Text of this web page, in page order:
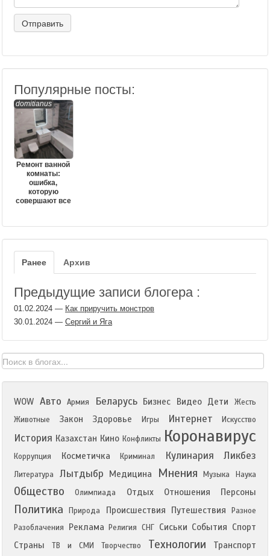
Популярные посты:
domitianus
Ремонт ванной
комнаты:
ошибка,
которую
совершают все
Ранее Архив
Предыдущие записи блогера :
01.02.2024 — Как приручить монстров
30.01.2024 — Сергий и Яга
WOW Авто Армия Беларусь Бизнес Видео Дети
Жесть
Животные
Закон Здоровье Игры Интернет Искусство
История Казахстан Кино Конфликты Коронавирус
Коррупция Косметичка Криминал Кулинария Ликбез
Литература Лытдыбр Медицина Мнения Музыка Наука
Общество Олимпиада Отдых Отношения Персоны
Политика Природа Происшествия Путешествия
Разное
Разоблачения
Реклама Религия СНГ Сиськи События Спорт
Страны
ТВ и СМИ Творчество Технологии Транспорт